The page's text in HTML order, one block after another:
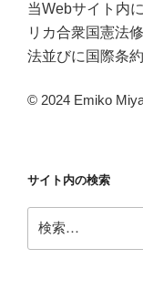
当Webサイト内
リカ合衆国憲法
法並びに国際条
© 2024 Emiko
サイト内の検索
索: